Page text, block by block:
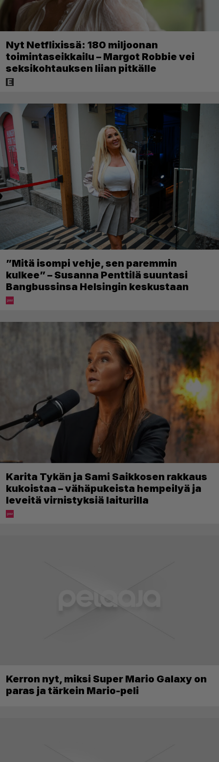
Nyt Netflixissä: 180 miljoonan
toimintaseikkailu – Margot Robbie vei
seksikohtauksen liian pitkälle
”Mitä isompi vehje, sen paremmin
kulkee” – Susanna Penttilä suuntasi
Bangbussinsa Helsingin keskustaan
Karita Tykän ja Sami Saikkosen rakkaus
kukoistaa – vähäpukeista hempeilyä ja
leveitä virnistyksiä laiturilla
Kerron nyt, miksi Super Mario Galaxy on
paras ja tärkein Mario-peli